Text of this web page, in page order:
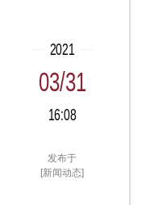
2021
03/31
16:08
发布于
[新闻动态]